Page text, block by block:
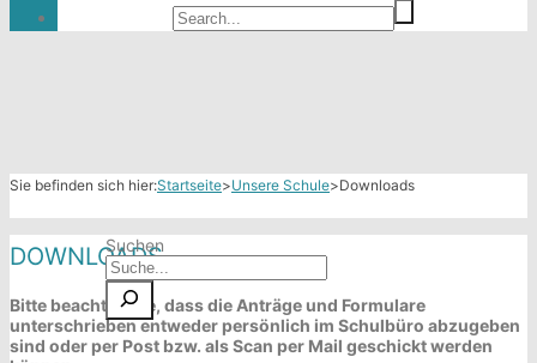
Sie befinden sich hier:Startseite>Unsere Schule>Downloads
DOWNLOADS
Bitte beachten Sie, dass die Anträge und Formulare
unterschrieben entweder persönlich im Schulbüro abzugeben
sind oder per Post bzw. als Scan per Mail geschickt werden
Suchen